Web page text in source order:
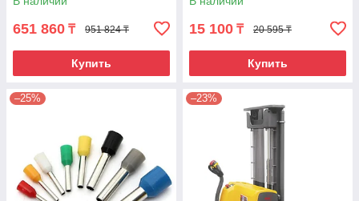
651 860 ₸ 951 824 ₸
Купить
15 100 ₸ 20 595 ₸
Купить
–25% –23%